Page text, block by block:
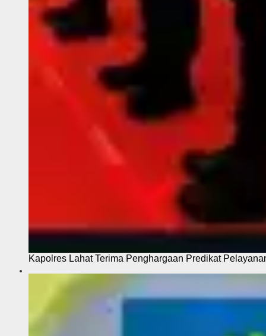
Kapolres Lahat Terima Penghargaan Predikat